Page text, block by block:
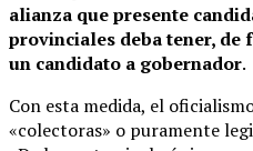
alianza que presente
provinciales deba tener,
un candidato a gobernador.
Con esta medida, el
«colectoras» o puramente